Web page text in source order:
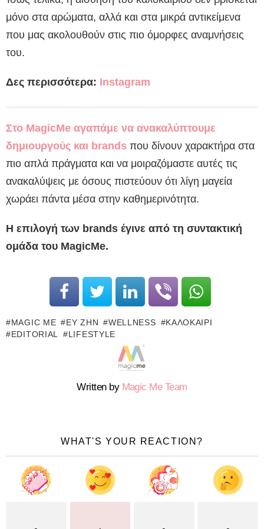
μόνο στα αρώματα, αλλά και στα μικρά αντικείμενα
που μας ακολουθούν στις πιο όμορφες αναμνήσεις
του.
Δες περισσότερα: Instagram
Στο MagicMe αγαπάμε να ανακαλύπτουμε
δημιουργούς και brands που δίνουν χαρακτήρα στα
πιο απλά πράγματα και να μοιραζόμαστε αυτές τις
ανακαλύψεις με όσους πιστεύουν ότι λίγη μαγεία
χωράει πάντα μέσα στην καθημερινότητα.
Η επιλογή των brands έγινε από τη συντακτική
ομάδα του MagicMe.
MAGIC ME ΕΥ ΖΗΝ WELLNESS
ΚΑΛΟΚΑΊΡΙ
EDITORIAL
LIFESTYLE
Written by Magic Me Team
WHAT'S YOUR REACTION?